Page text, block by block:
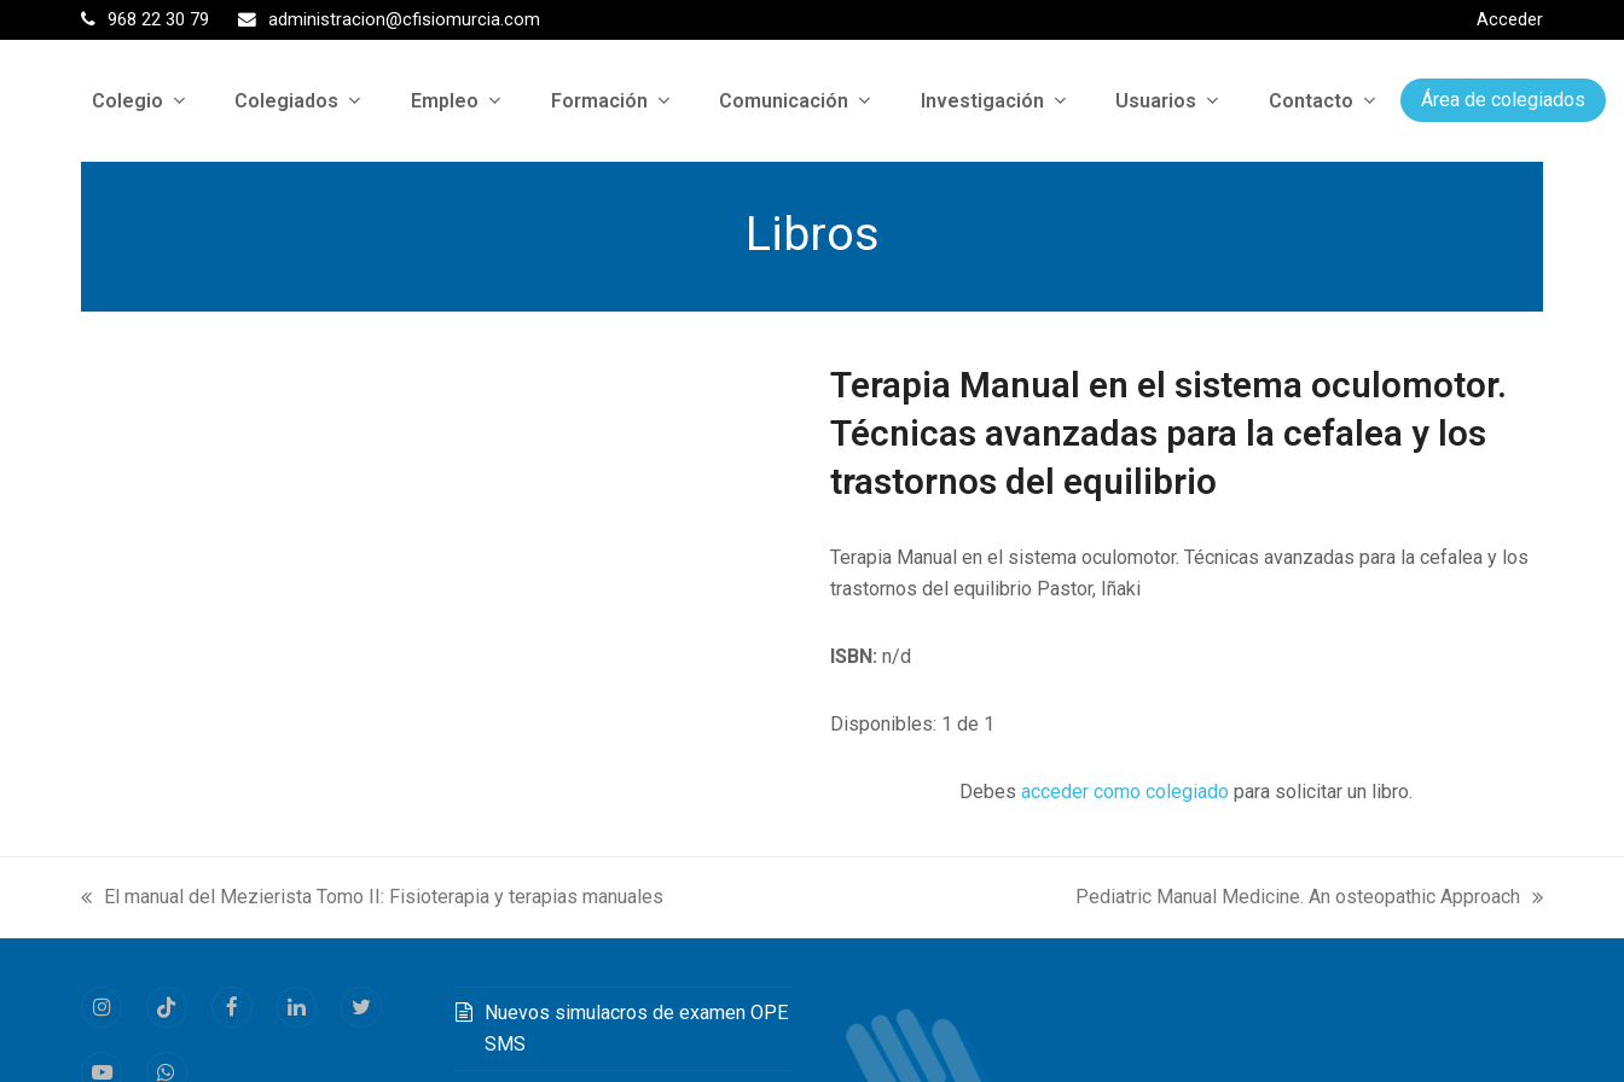
968 22 30 79 administracion@cfisiomurcia.com Acceder
Colegio Colegiados Empleo Formación Comunicación Investigación Usuarios Contacto Área de colegiados
Libros
Terapia Manual en el sistema oculomotor.
Técnicas avanzadas para la cefalea y los
trastornos del equilibrio
Terapia Manual en el sistema oculomotor. Técnicas avanzadas para la cefalea y los
trastornos del equilibrio Pastor, Iñaki
ISBN: n/d
Disponibles: 1 de 1
Debesacceder como colegiado para solicitar un libro.
previous
post:
El manual del Mezierista Tomo II: Fisioterapia y terapias manuales
next
post:
Pediatric Manual Medicine. An osteopathic Approach
InstagramTiktok FacebookLinkedInTwitter
Nuevos simulacros de examen OPE
SMS